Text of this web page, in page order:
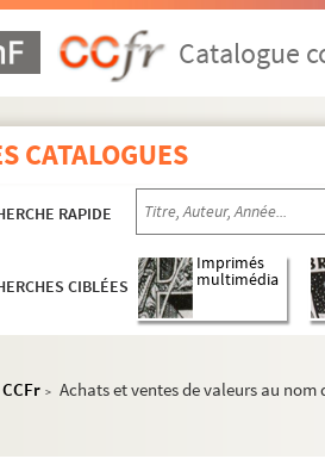
Catalogue
CATALOGUES
RAPIDE
CIBLÉES
Imprimés
multimédia
> Achats et ventes de valeurs au nom